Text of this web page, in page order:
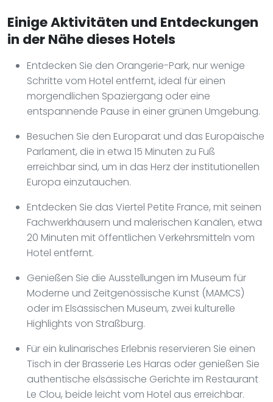
Einige Aktivitäten und Entdeckungen
in der Nähe dieses Hotels
Entdecken Sie den Orangerie-Park, nur wenige
Schritte vom Hotel entfernt, ideal für einen
morgendlichen Spaziergang oder eine
entspannende Pause in einer grünen Umgebung.
Besuchen Sie den Europarat und das Europäische
Parlament, die in etwa 15 Minuten zu Fuß
erreichbar sind, um in das Herz der institutionellen
Europa einzutauchen.
Entdecken Sie das Viertel Petite France, mit seinen
Fachwerkhäusern und malerischen Kanälen, etwa
20 Minuten mit öffentlichen Verkehrsmitteln vom
Hotel entfernt.
Genießen Sie die Ausstellungen im Museum für
Moderne und Zeitgenössische Kunst (MAMCS)
oder im Elsässischen Museum, zwei kulturelle
Highlights von Straßburg.
Für ein kulinarisches Erlebnis reservieren Sie einen
Tisch in der Brasserie Les Haras oder genießen Sie
authentische elsässische Gerichte im Restaurant
Le Clou, beide leicht vom Hotel aus erreichbar.